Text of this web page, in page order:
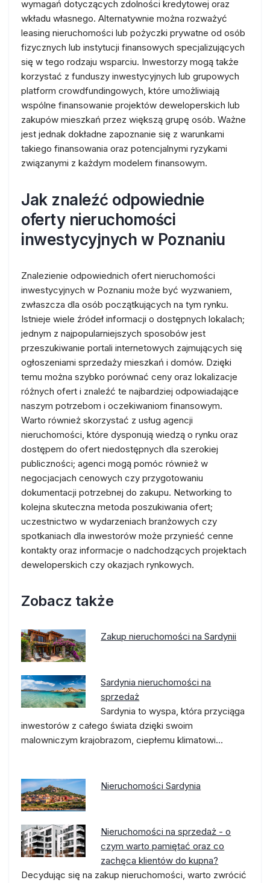
wymagań dotyczących zdolności kredytowej oraz
wkładu własnego. Alternatywnie można rozważyć
leasing nieruchomości lub pożyczki prywatne od osób
fizycznych lub instytucji finansowych specjalizujących
się w tego rodzaju wsparciu. Inwestorzy mogą także
korzystać z funduszy inwestycyjnych lub grupowych
platform crowdfundingowych, które umożliwiają
wspólne finansowanie projektów deweloperskich lub
zakupów mieszkań przez większą grupę osób. Ważne
jest jednak dokładne zapoznanie się z warunkami
takiego finansowania oraz potencjalnymi ryzykami
związanymi z każdym modelem finansowym.
Jak znaleźć odpowiednie
oferty nieruchomości
inwestycyjnych w Poznaniu
Znalezienie odpowiednich ofert nieruchomości
inwestycyjnych w Poznaniu może być wyzwaniem,
zwłaszcza dla osób początkujących na tym rynku.
Istnieje wiele źródeł informacji o dostępnych lokalach;
jednym z najpopularniejszych sposobów jest
przeszukiwanie portali internetowych zajmujących się
ogłoszeniami sprzedaży mieszkań i domów. Dzięki
temu można szybko porównać ceny oraz lokalizacje
różnych ofert i znaleźć te najbardziej odpowiadające
naszym potrzebom i oczekiwaniom finansowym.
Warto również skorzystać z usług agencji
nieruchomości, które dysponują wiedzą o rynku oraz
dostępem do ofert niedostępnych dla szerokiej
publiczności; agenci mogą pomóc również w
negocjacjach cenowych czy przygotowaniu
dokumentacji potrzebnej do zakupu. Networking to
kolejna skuteczna metoda poszukiwania ofert;
uczestnictwo w wydarzeniach branżowych czy
spotkaniach dla inwestorów może przynieść cenne
kontakty oraz informacje o nadchodzących projektach
deweloperskich czy okazjach rynkowych.
Zobacz także
Zakup nieruchomości na Sardynii
Sardynia nieruchomości na
sprzedaż
Sardynia to wyspa, która przyciąga
inwestorów z całego świata dzięki swoim
malowniczym krajobrazom, ciepłemu klimatowi…
Nieruchomości Sardynia
Nieruchomości na sprzedaż - o
czym warto pamiętać oraz co
zachęca klientów do kupna?
Decydując się na zakup nieruchomości, warto zwrócić